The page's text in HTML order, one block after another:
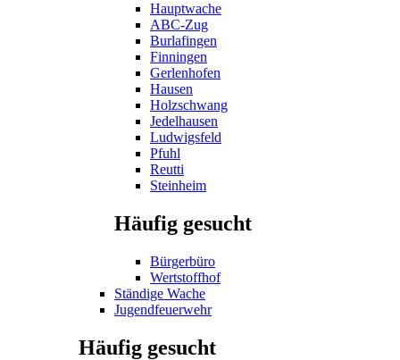
Hauptwache
ABC-Zug
Burlafingen
Finningen
Gerlenhofen
Hausen
Holzschwang
Jedelhausen
Ludwigsfeld
Pfuhl
Reutti
Steinheim
Häufig gesucht
Bürgerbüro
Wertstoffhof
Ständige Wache
Jugendfeuerwehr
Häufig gesucht